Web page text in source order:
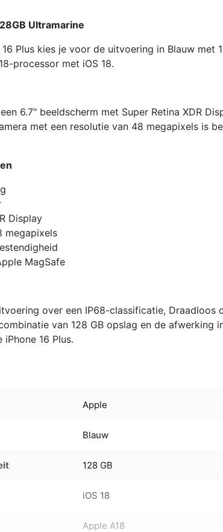
Ultramarine
Plus kies je voor de uitvoering in Blauw met
processor met iOS 18.
6.7" beeldscherm met Super Retina XDR
met een resolutie van 48 megapixels is
Display
megapixels
MagSafe
over een IP68-classificatie, Draadloos
van 128 GB opslag en de afwerking
16 Plus.
Apple
Blauw
128 GB
iOS 18
Apple A18